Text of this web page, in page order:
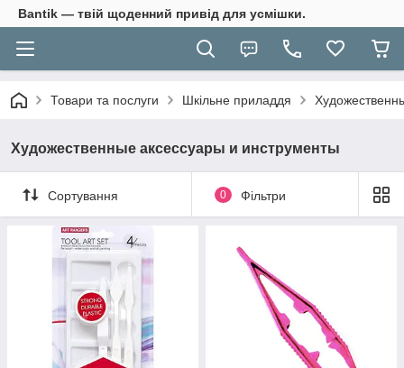
Bantik — твій щоденний привід для усмішки.
Товари та послуги Шкільне приладдя
Художественные аксессуары и инструменты
Сортування 0 Фільтри